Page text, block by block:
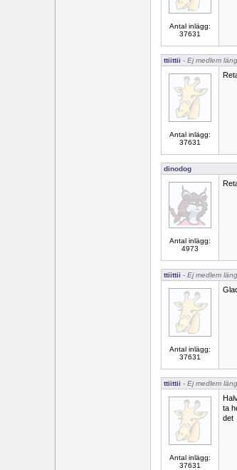
Antal inlägg:
37631
ttiittii - Ej medlem
Antal inlägg:
37631
dinodog
Antal inlägg:
4973
ttiittii - Ej medlem
Antal inlägg:
37631
ttiittii - Ej medlem
Antal inlägg:
37631
ta
det